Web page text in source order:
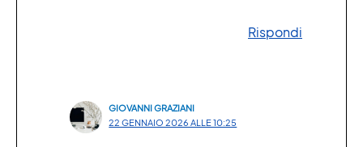
Rispondi
GIOVANNI GRAZIANI
22 GENNAIO 2026 ALLE 10:25